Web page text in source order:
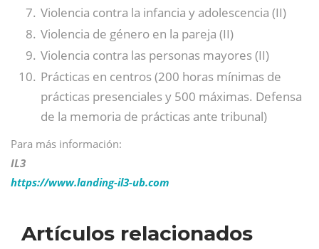
Violencia contra la infancia y adolescencia (II)
Violencia de género en la pareja (II)
Violencia contra las personas mayores (II)
Prácticas en centros (200 horas mínimas de
prácticas presenciales y 500 máximas. Defensa
de la memoria de prácticas ante tribunal)
Para más información:
IL3
https://www.landing-il3-ub.com
Artículos relacionados